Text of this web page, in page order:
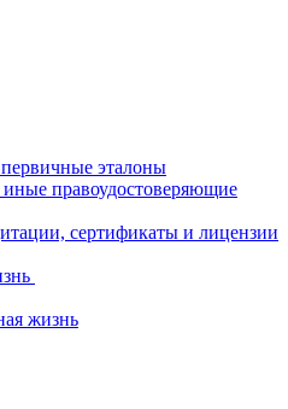
эталоны
правоудостоверяющие
сертификаты и лицензии
жизнь